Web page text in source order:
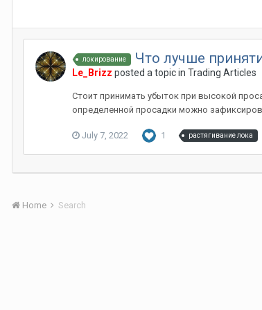
локирование Что лучше
Le_Brizz posted a topic in Trading Articles
Стоит принимать убыток при высокой
определенной просадки можно
July 7, 2022 1 растягивание лока
Home Search